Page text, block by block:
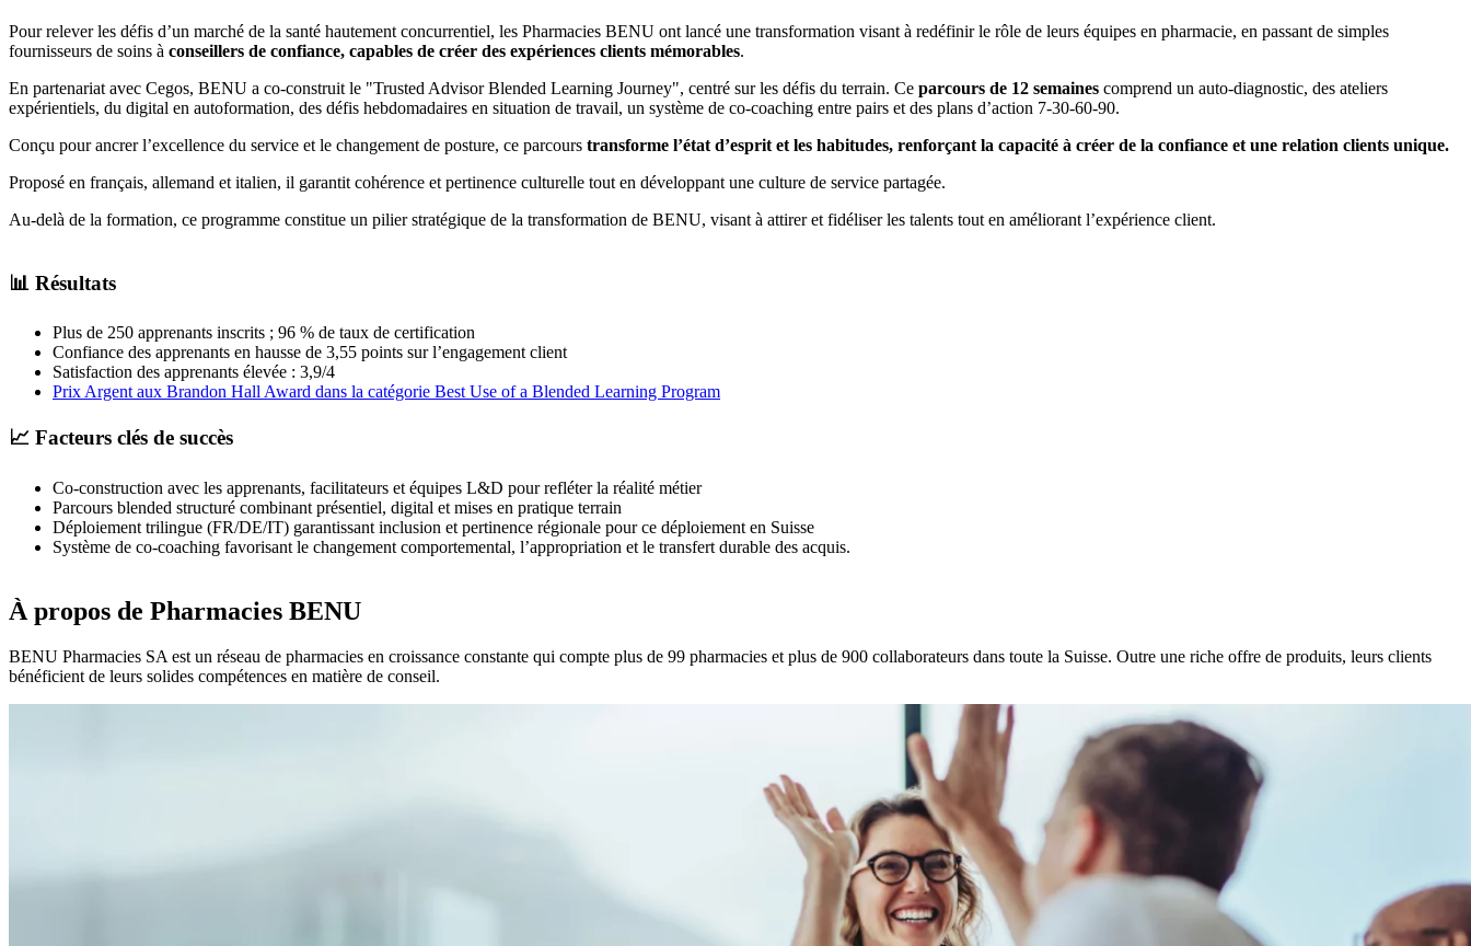
Pour relever les défis d’un marché de la santé hautement concurrentiel, les Pharmacies BENU ont lancé une transformation visant à redéfinir le rôle de leurs équipes en pharmacie, en passant de simples
fournisseurs de soins à conseillers de confiance, capables de créer des expériences clients mémorables.
En partenariat avec Cegos, BENU a co-construit le "Trusted Advisor Blended Learning Journey", centré sur les défis du terrain. Ce parcours de 12 semaines comprend un auto-diagnostic, des ateliers
expérientiels, du digital en autoformation, des défis hebdomadaires en situation de travail, un système de co-coaching entre pairs et des plans d’action 7-30-60-90.
Conçu pour ancrer l’excellence du service et le changement de posture, ce parcours transforme l’état d’esprit et les habitudes, renforçant la capacité à créer de la confiance et une relation clients unique.
Proposé en français, allemand et italien, il garantit cohérence et pertinence culturelle tout en développant une culture de service partagée.
Au-delà de la formation, ce programme constitue un pilier stratégique de la transformation de BENU, visant à attirer et fidéliser les talents tout en améliorant l’expérience client.
📊 Résultats
Plus de 250 apprenants inscrits ; 96 % de taux de certification
Confiance des apprenants en hausse de 3,55 points sur l’engagement client
Satisfaction des apprenants élevée : 3,9/4
Prix Argent aux Brandon Hall Award dans la catégorie Best Use of a Blended Learning Program
📈 Facteurs clés de succès
Co-construction avec les apprenants, facilitateurs et équipes L&D pour refléter la réalité métier
Parcours blended structuré combinant présentiel, digital et mises en pratique terrain
Déploiement trilingue (FR/DE/IT) garantissant inclusion et pertinence régionale pour ce déploiement en Suisse
Système de co-coaching favorisant le changement comportemental, l’appropriation et le transfert durable des acquis.
À propos de Pharmacies BENU
BENU Pharmacies SA est un réseau de pharmacies en croissance constante qui compte plus de 99 pharmacies et plus de 900 collaborateurs dans toute la Suisse. Outre une riche offre de produits, leurs clients
bénéficient de leurs solides compétences en matière de conseil.